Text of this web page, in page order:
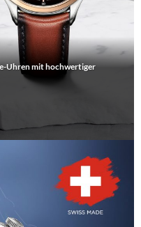
Uhren mit hochwertiger